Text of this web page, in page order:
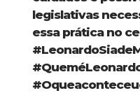
legislativas
essa prática no